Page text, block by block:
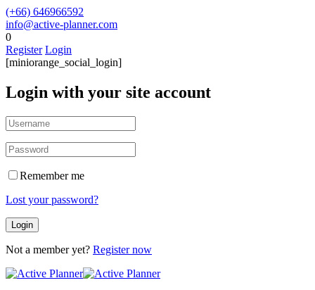
(+66) 646966592
info@active-planner.com
0
Register Login
[miniorange_social_login]
Login with your site account
Remember me
Lost your password?
Not a member yet? Register now